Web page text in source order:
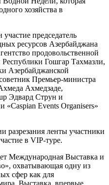
хозяйства в
председатель
ресурсов Азербайджана
продовольственной
Республики Гошгар Тахмазли,
Азербайджанской
Премьер-министра
Ахмедзаде,
Эдвард Струн и
«Caspian Events Organisers»
разрезания ленты участники
в VIP-туре.
Международная Выставка и
охватывающая одну из
сфер как для
Выставка, впервые